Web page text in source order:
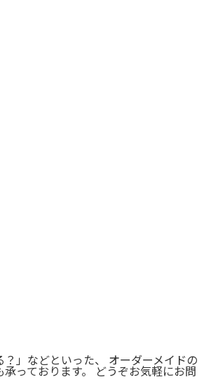
？」などといった、 オーダーメイドの
っております。 どうぞお気軽にお問